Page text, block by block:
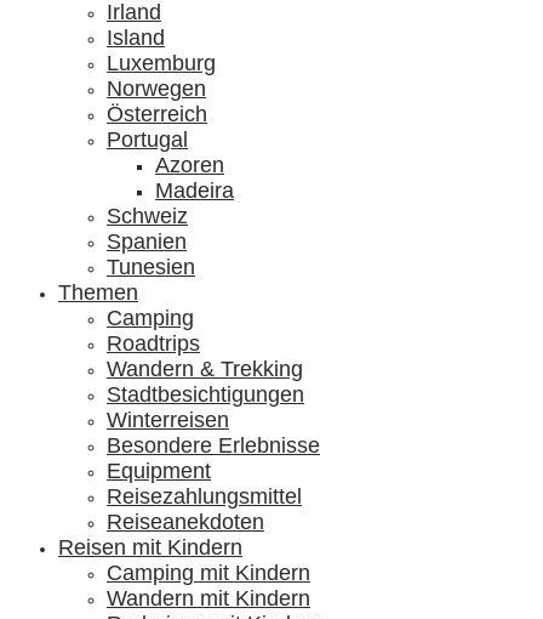
Irland
Island
Luxemburg
Norwegen
Österreich
Portugal
Azoren
Madeira
Schweiz
Spanien
Tunesien
Themen
Camping
Roadtrips
Wandern & Trekking
Stadtbesichtigungen
Winterreisen
Besondere Erlebnisse
Equipment
Reisezahlungsmittel
Reiseanekdoten
Reisen mit Kindern
Camping mit Kindern
Wandern mit Kindern